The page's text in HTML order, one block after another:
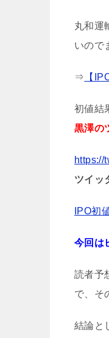
丸和運
いので
⇒ 【
初値結
黒澤の
https://
ツイッ
IPO初
今回は
読者予
で、そ
結論と